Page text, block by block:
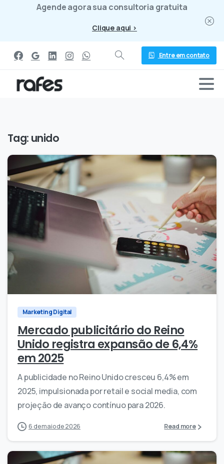
Agende agora sua consultoria gratuita
Clique aqui >
Entre em contato
Tag: unido
0
Marketing Digital
Mercado publicitário do Reino
Unido registra expansão de 6,4%
em 2025
A publicidade no Reino Unido cresceu 6,4% em
2025, impulsionada por retail e social media, com
projeção de avanço contínuo para 2026.
6 de maio de 2026 Read more